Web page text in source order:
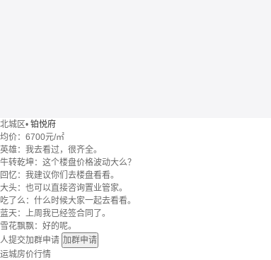
北城区• 铂悦府
均价： 6700元/㎡
英雄：我去看过，很齐全。
牛转乾坤：这个楼盘价格波动大么？
回忆：我建议你们去楼盘看看。
大头：也可以直接咨询置业管家。
吃了么：什么时候大家一起去看看。
蓝天：上周我已经签合同了。
雪花飘飘：好的呢。
人提交加群申请 加群申请
运城房价行情